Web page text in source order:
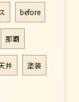
before
那覇
井 塗装